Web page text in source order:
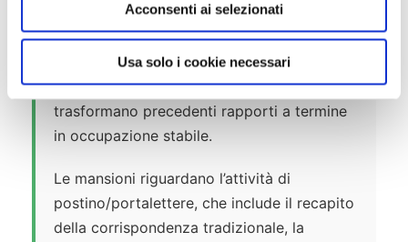
Acconsenti ai selezionati
Usa solo i cookie necessari
Le 600 posizioni prevedono l’assunzione
con contratto a tempo indeterminato
presso la Rete Portalettere di Poste Italiane.
Si tratta di stabilizzazioni definitive che
trasformano precedenti rapporti a termine
in occupazione stabile.
Le mansioni riguardano l’attività di
postino/portalettere, che include il recapito
della corrispondenza tradizionale, la